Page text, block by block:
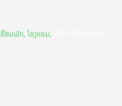
ຮືອນພັກ, ໂຮງແຮມ,